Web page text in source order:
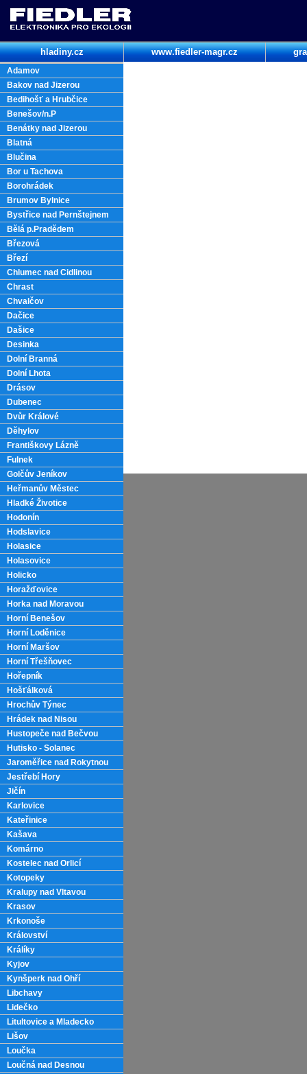
hladiny.cz www.fiedler-magr.cz
Adamov
Bakov nad Jizerou
Bedihošť a Hrubčice
Benešov/n.P
Benátky nad Jizerou
Blatná
Blučina
Bor u Tachova
Borohrádek
Brumov Bylnice
Bystřice nad Pernštejnem
Bělá p.Pradědem
Březová
Březí
Chlumec nad Cidlinou
Chrast
Chvalčov
Dačice
Dašice
Desinka
Dolní Branná
Dolní Lhota
Drásov
Dubenec
Dvůr Králové
Děhylov
Františkovy Lázně
Fulnek
Golčův Jeníkov
Heřmanův Městec
Hladké Životice
Hodonín
Hodslavice
Holasice
Holasovice
Holicko
Horažďovice
Horka nad Moravou
Horní Benešov
Horní Loděnice
Horní Maršov
Horní Třešňovec
Hořepník
Hošťálková
Hrochův Týnec
Hrádek nad Nisou
Hustopeče nad Bečvou
Hutisko - Solanec
Jaroměřice nad Rokytnou
Jestřebí Hory
Jičín
Karlovice
Kateřinice
Kašava
Komárno
Kostelec nad Orlicí
Kotopeky
Kralupy nad Vltavou
Krasov
Krkonoše
Království
Králíky
Kyjov
Kynšperk nad Ohří
Libchavy
Lidečko
Litultovice a Mladecko
Lišov
Loučka
Loučná nad Desnou